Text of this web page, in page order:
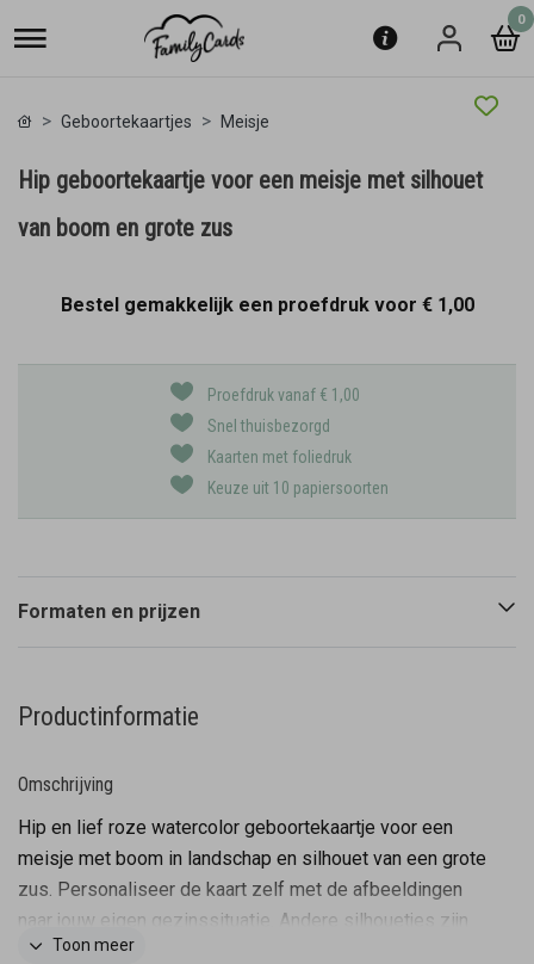
0
Geboortekaartjes Meisje
Hip geboortekaartje voor een meisje met silhouet
van boom en grote zus
Bestel gemakkelijk een proefdruk voor € 1,00
Proefdruk vanaf € 1,00
Snel thuisbezorgd
Kaarten met foliedruk
Keuze uit 10 papiersoorten
Formaten en prijzen
Productinformatie
Omschrijving
Hip en lief roze watercolor geboortekaartje voor een
meisje met boom in landschap en silhouet van een grote
zus. Personaliseer de kaart zelf met de afbeeldingen
naar jouw eigen gezinssituatie. Andere silhouetjes zijn
te vinden in de afbeeldingen bibliotheek in de editor.
Toon meer